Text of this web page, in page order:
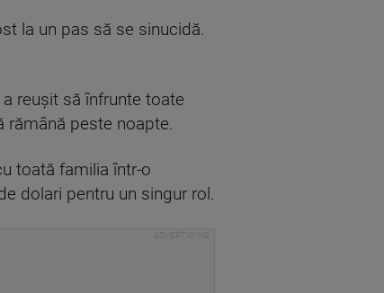
la un pas să se sinucidă.
reușit să înfrunte toate
rămână peste noapte.
toată familia într-o
dolari pentru un singur rol.